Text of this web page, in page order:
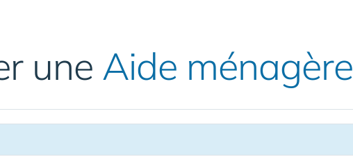
une Aide ménagère